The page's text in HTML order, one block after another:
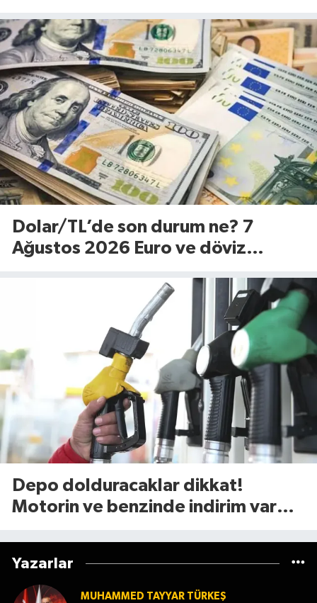
Cuma)
Dolar/TL’de son durum ne? 7
Ağustos 2026 Euro ve döviz
Depo dolduracaklar dikkat!
Motorin ve benzinde indirim var
Yazarlar
MUHAMMED TAYYAR TÜRKEŞ